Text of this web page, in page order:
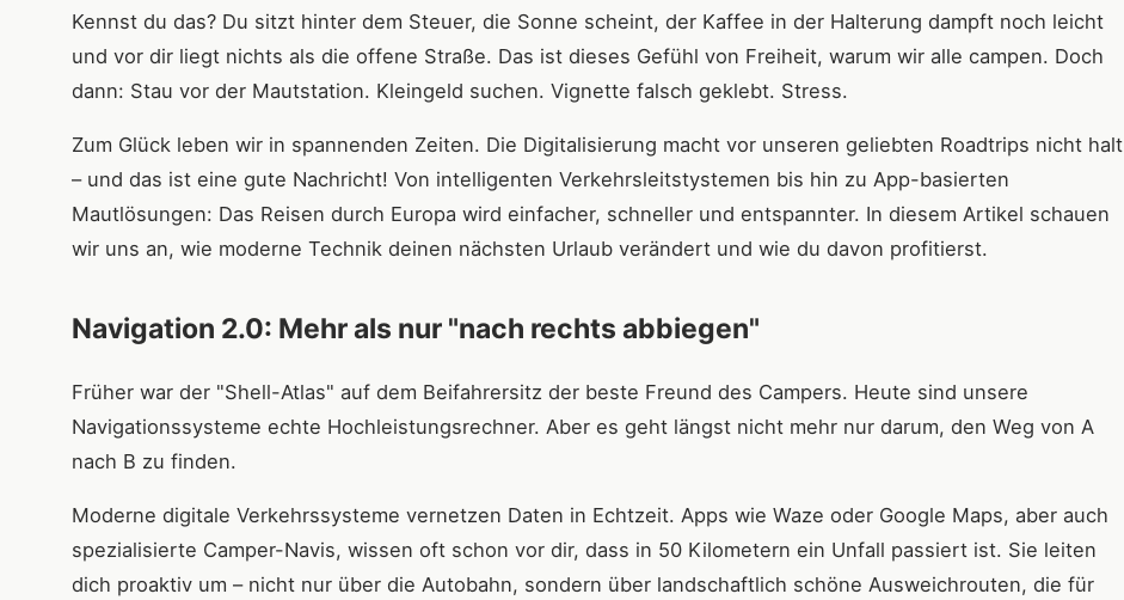
Kennst du das? Du sitzt hinter dem Steuer, die Sonne scheint, der Kaffee in der Halterung dampft noch leicht
und vor dir liegt nichts als die offene Straße. Das ist dieses Gefühl von Freiheit, warum wir alle campen. Doch
dann: Stau vor der Mautstation. Kleingeld suchen. Vignette falsch geklebt. Stress.
Zum Glück leben wir in spannenden Zeiten. Die Digitalisierung macht vor unseren geliebten Roadtrips nicht halt
– und das ist eine gute Nachricht! Von intelligenten Verkehrsleitstystemen bis hin zu App-basierten
Mautlösungen: Das Reisen durch Europa wird einfacher, schneller und entspannter. In diesem Artikel schauen
wir uns an, wie moderne Technik deinen nächsten Urlaub verändert und wie du davon profitierst.
Navigation 2.0: Mehr als nur "nach rechts abbiegen"
Früher war der "Shell-Atlas" auf dem Beifahrersitz der beste Freund des Campers. Heute sind unsere
Navigationssysteme echte Hochleistungsrechner. Aber es geht längst nicht mehr nur darum, den Weg von A
nach B zu finden.
Moderne digitale Verkehrssysteme vernetzen Daten in Echtzeit. Apps wie Waze oder Google Maps, aber auch
spezialisierte Camper-Navis, wissen oft schon vor dir, dass in 50 Kilometern ein Unfall passiert ist. Sie leiten
dich proaktiv um – nicht nur über die Autobahn, sondern über landschaftlich schöne Ausweichrouten, die für